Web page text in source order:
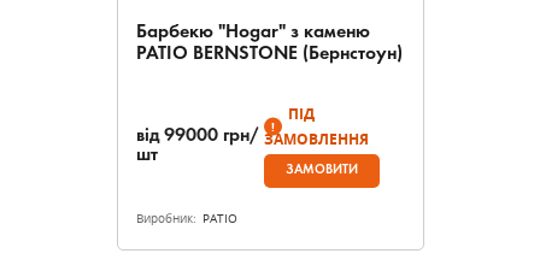
Барбекю "Hogar" з каменю
PATIO BERNSTONE (Бернстоун)
від 99000 грн/
шт
ПІД
ЗАМОВЛЕННЯ
ЗАМОВИТИ
Виробник: PATIO